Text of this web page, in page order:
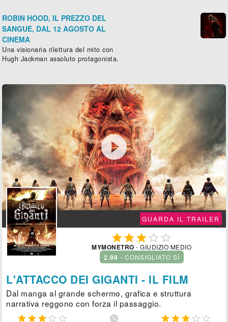
ROBIN HOOD, IL PREZZO DEL
SANGUE, DAL 12 AGOSTO AL
CINEMA
Una visionaria rilettura del mito con
Hugh Jackman assoluto protagonista.

GUARDA IL TRAILER
  
MYMONETRO - GIUDIZIO MEDIO
2.98 - CONSIGLIATO SÌ
L'ATTACCO DEI GIGANTI - IL FILM
Dal manga al grande schermo, grafica e struttura
narrativa reggono con forza il passaggio.
          